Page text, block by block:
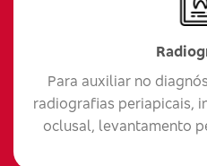
Para auxiliar no
radiografias periapicais,
oclusal, levantamento